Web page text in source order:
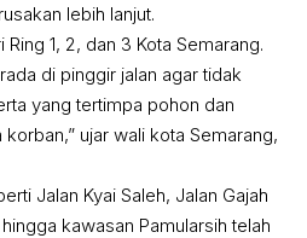
lebih lanjut.
1, 2, dan 3 Kota Semarang.
di pinggir jalan agar tidak
yang tertimpa pohon dan
ujar wali kota Semarang,
Jalan Kyai Saleh, Jalan Gajah
kawasan Pamularsih telah